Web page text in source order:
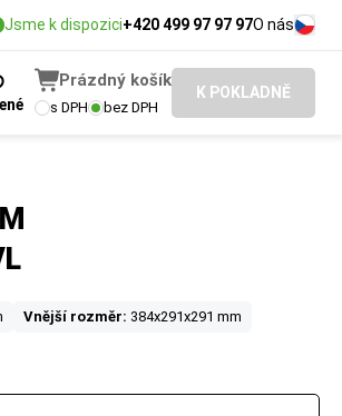
Jsme k dispozici+420 499 97 97 97O nás
Prázdný košík
s DPH bez DPH
K POKLADNĚ
Vnější rozměr: 384x291x291 mm